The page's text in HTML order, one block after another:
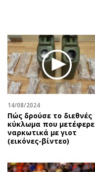
Εικαστικά
Βιβλίο
Χειρόγραφα
14/08/2024
Πώς δρούσε το διεθνές
κύκλωμα που μετέφερε
ναρκωτικά με γιοτ
(εικόνες-βίντεο)